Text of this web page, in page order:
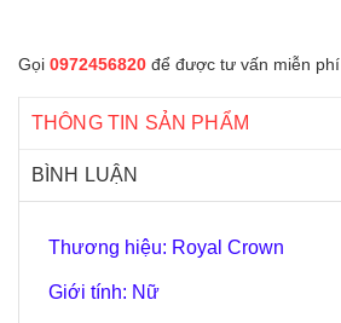
Gọi 0972456820 để được tư vấn miễn phí
THÔNG TIN SẢN PHẨM
BÌNH LUẬN
Thương hiệu: Royal Crown
Giới tính: Nữ